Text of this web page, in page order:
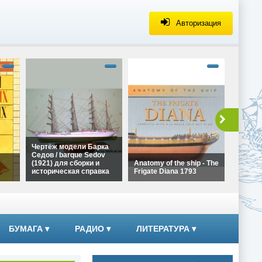
Авторизация
width="320"
Чертёж модели Барка
Седов / barque Sedov
(1921) для сборки и
историческая справка
width="320"
height="180">
Anatomy of the ship - The
Frigate Diana 1793
сборки
Ла
БУМАГА ▾ РАДИО ▾ ЛИТЕРАТУРА ▾